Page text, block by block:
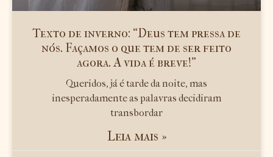
Texto de inverno: “Deus tem pressa de
nós. Façamos o que tem de ser feito
agora. A vida é breve!”
Queridos, já é tarde da noite, mas
inesperadamente as palavras decidiram
transbordar
Leia mais »